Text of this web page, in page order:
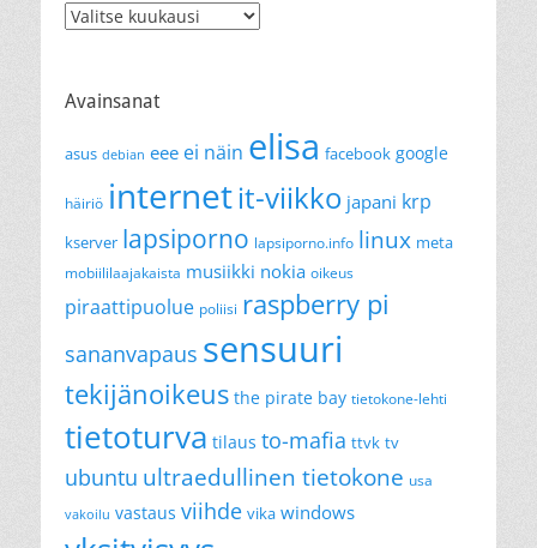
Arkistot
Avainsanat
asus debian eee ei näin elisa facebook google
häiriö internetit-viikko japani krp
kserver lapsiporno lapsiporno.info linux meta
mobiililaajakaista musiikki nokia oikeus
piraattipuolue poliisi raspberry pi
sananvapaus sensuuri
tekijänoikeus the pirate bay tietokone-lehti
tietoturva tilaus to-mafia ttvk tv
ubuntu ultraedullinen tietokone usa
vakoilu vastaus viihde vika windows